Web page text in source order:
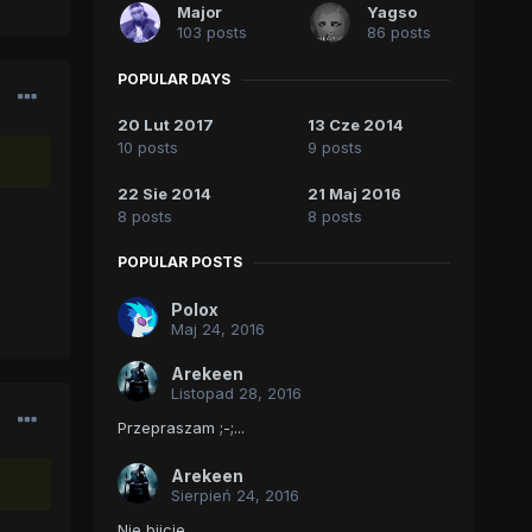
Major
103 posts
Yagso
86 posts
POPULAR DAYS
20 Lut 2017
10 posts
13 Cze 2014
9 posts
22 Sie 2014
8 posts
21 Maj 2016
8 posts
POPULAR POSTS
Polox
Maj 24, 2016
Arekeen
Listopad 28, 2016
Przepraszam ;-;...
Arekeen
Sierpień 24, 2016